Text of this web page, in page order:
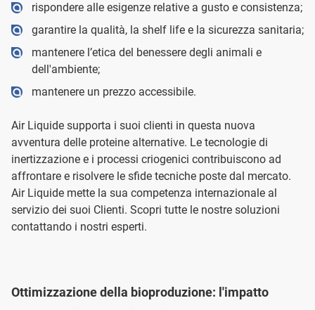
rispondere alle esigenze relative a gusto e consistenza;
garantire la qualità, la shelf life e la sicurezza sanitaria;
mantenere l’etica del benessere degli animali e
dell'ambiente;
mantenere un prezzo accessibile.
Air Liquide supporta i suoi clienti in questa nuova
avventura delle proteine alternative. Le tecnologie di
inertizzazione e i processi criogenici contribuiscono ad
affrontare e risolvere le sfide tecniche poste dal mercato.
Air Liquide mette la sua competenza internazionale al
servizio dei suoi Clienti. Scopri tutte le nostre soluzioni
contattando i nostri esperti.
Ottimizzazione della bioproduzione: l'impatto